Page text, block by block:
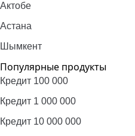
Актобе
Астана
Шымкент
Популярные продукты
Кредит 100 000
Кредит 1 000 000
Кредит 10 000 000